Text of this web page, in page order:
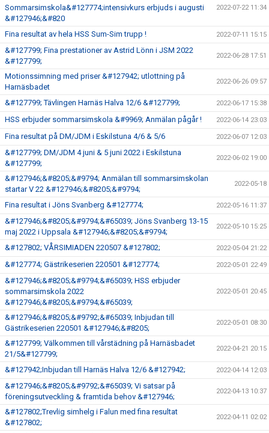
Sommarsimskola&#127774;intensivkurs erbjuds i augusti
&#127946;&#820
2022-07-22 11:34
Fina resultat av hela HSS Sum-Sim trupp ! 2022-07-11 15:15
&#127799; Fina prestationer av Astrid Lönn i JSM 2022
&#127799;
2022-06-28 17:51
Motionssimning med priser &#127942; utlottning på
Harnäsbadet
2022-06-26 09:57
&#127799; Tävlingen Harnäs Halva 12/6 &#127799; 2022-06-17 15:38
HSS erbjuder sommarsimskola &#9969; Anmälan pågår ! 2022-06-14 23:03
Fina resultat på DM/JDM i Eskilstuna 4/6 & 5/6 2022-06-07 12:03
&#127799; DM/JDM 4 juni & 5 juni 2022 i Eskilstuna
&#127799;
2022-06-02 19:00
&#127946;&#8205;&#9794; Anmälan till sommarsimskolan
startar V 22 &#127946;&#8205;&#9794;
2022-05-18
Fina resultat i Jöns Svanberg &#127774; 2022-05-16 11:37
&#127946;&#8205;&#9794;&#65039; Jöns Svanberg 13-15
maj 2022 i Uppsala &#127946;&#8205;&#9794;
2022-05-10 15:25
&#127802; VÅRSIMIADEN 220507 &#127802; 2022-05-04 21:22
&#127774; Gästrikeserien 220501 &#127774; 2022-05-01 22:49
&#127946;&#8205;&#9794;&#65039; HSS erbjuder
sommarsimskola 2022
&#127946;&#8205;&#9794;&#65039;
2022-05-01 20:45
&#127946;&#8205;&#9792;&#65039; Inbjudan till
Gästrikeserien 220501 &#127946;&#8205;
2022-05-01 08:30
&#127799; Välkommen till vårstädning på Harnäsbadet
21/5&#127799;
2022-04-21 20:15
&#127942;Inbjudan till Harnäs Halva 12/6 &#127942; 2022-04-14 12:03
&#127946;&#8205;&#9792;&#65039; Vi satsar på
föreningsutveckling & framtida behov &#127946;
2022-04-13 10:37
&#127802;Trevlig simhelg i Falun med fina resultat
&#127802;
2022-04-11 02:02